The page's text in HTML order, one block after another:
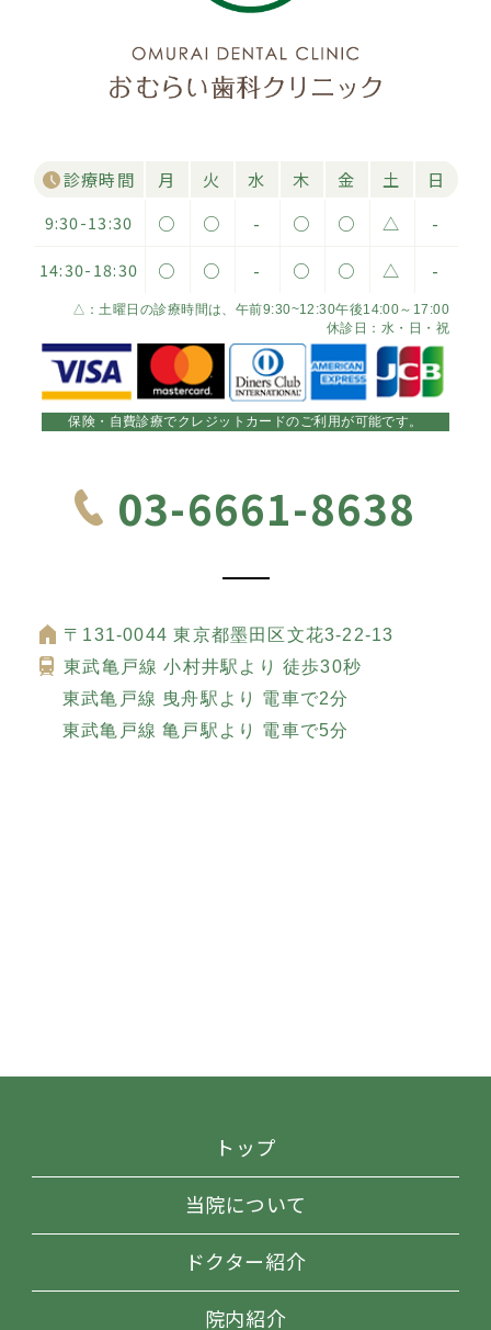
診療時間 月 火 水 木 金 土 日
9:30-13:30 ○ ○ - ○ ○ △ -
14:30-18:30 ○ ○ - ○ ○ △ -
△：土曜日の診療時間は、午前9:30~12:30午後14:00～17:00
休診日：水・日・祝
保険・自費診療でクレジットカードのご利用が可能です。
03-6661-8638
〒131-0044 東京都墨田区文花3-22-13
東武亀戸線 小村井駅より 徒歩30秒
東武亀戸線 曳舟駅より 電車で2分
東武亀戸線 亀戸駅より 電車で5分
トップ
当院について
ドクター紹介
院内紹介